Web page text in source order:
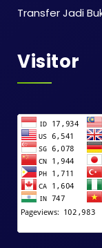
Transfer Jadi
Visitor